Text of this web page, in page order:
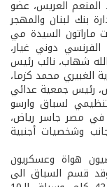
المنعم العريس، عضو
بنك لبنان والمهجر
ماراتون السيدة مي
الفرنسي دوني غيار،
شهاب، نائب رئيس
الغبيري محمد كزما،
رئيس جمعية عدائي
لسباق وارسو
في مصر جاسر رياض،
وشخصيات أجنبية
هواة وعسكريون
قسم السباق الى